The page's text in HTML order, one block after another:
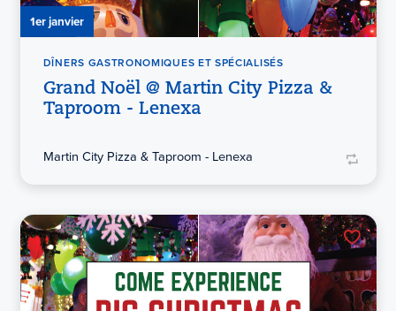
1er janvier
DÎNERS GASTRONOMIQUES ET SPÉCIALISÉS
Grand Noël @ Martin City Pizza &
Taproom - Lenexa
Martin City Pizza & Taproom - Lenexa